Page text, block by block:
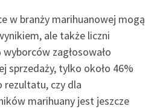
w branży marihuanowej mogą
ale także liczni
zagłosowało
sprzedaży, tylko około 46%
rezultatu, czy dla
marihuany jest jeszcze